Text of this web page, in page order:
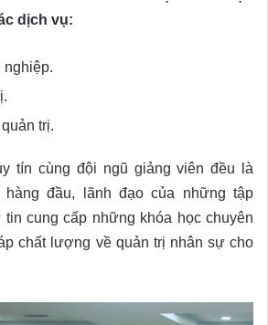
dịch vụ:
nghiệp.
trị.
tín cùng đội ngũ giảng viên đều là
hàng đầu, lãnh đạo của những tập
tin cung cấp những khóa học chuyên
chất lượng về quản trị nhân sự cho